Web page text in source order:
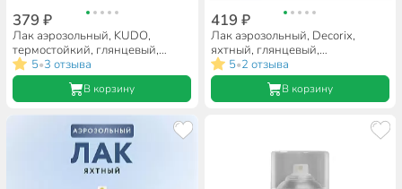
379 ₽
Лак аэрозольный, KUDO,
термостойкий, глянцевый,
бесцветный, 0.52 л, до +250°С
5•3 отзыва
В корзину
419 ₽
Лак аэрозольный, Decorix,
яхтный, глянцевый,
бесцветный, для внутренних и
наружных работ, 0.52 л
5•2 отзыва
В корзину